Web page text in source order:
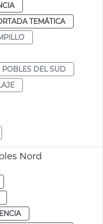
TEMÁTICA
POBLES DEL SUD
Nord